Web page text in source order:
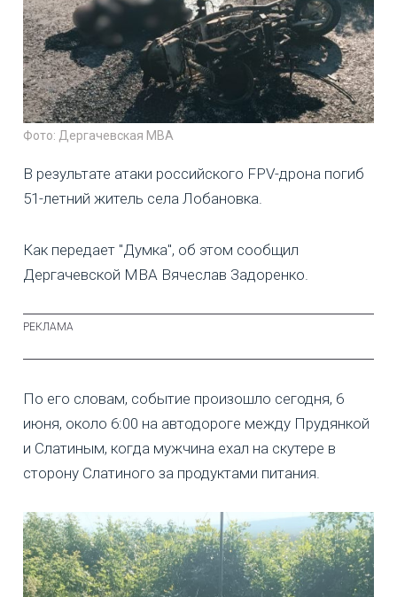
Фото: Дергачевская МВА
В результате атаки российского FPV-дрона погиб
51-летний житель села Лобановка.
Как передает "Думка", об этом сообщил
Дергачевской МВА Вячеслав Задоренко.
По его словам, событие произошло сегодня, 6
июня, около 6:00 на автодороге между Прудянкой
и Слатиным, когда мужчина ехал на скутере в
сторону Слатиного за продуктами питания.